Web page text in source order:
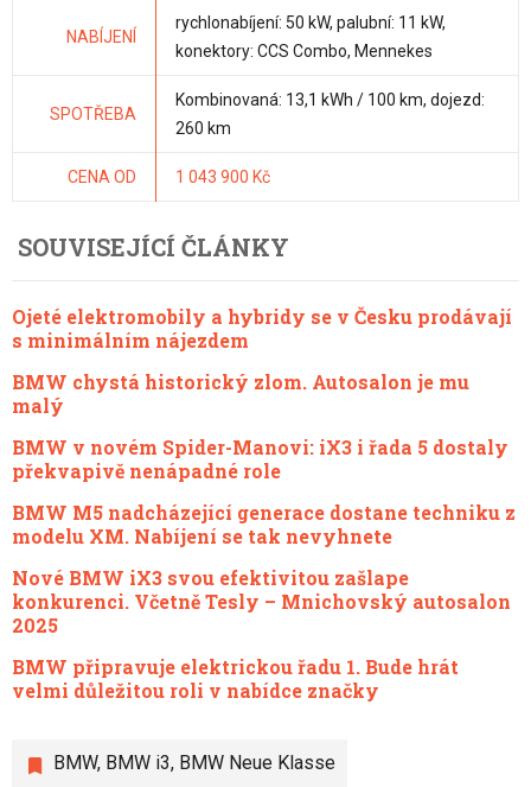
NABÍJENÍ
rychlonabíjení: 50 kW, palubní: 11 kW,
konektory: CCS Combo, Mennekes
SPOTŘEBA
Kombinovaná: 13,1 kWh / 100 km, dojezd:
260 km
CENA OD 1 043 900 Kč
BMW, BMW i3, BMW Neue Klasse
SOUVISEJÍCÍ ČLÁNKY
Ojeté elektromobily a hybridy se v Česku prodávají
s minimálním nájezdem
BMW chystá historický zlom. Autosalon je mu
malý
BMW v novém Spider-Manovi: iX3 i řada 5 dostaly
překvapivě nenápadné role
BMW M5 nadcházející generace dostane techniku z
modelu XM. Nabíjení se tak nevyhnete
Nové BMW iX3 svou efektivitou zašlape
konkurenci. Včetně Tesly – Mnichovský autosalon
2025
BMW připravuje elektrickou řadu 1. Bude hrát
velmi důležitou roli v nabídce značky